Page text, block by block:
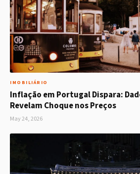
IMOBILIÁRIO
Inflação em Portugal Dispara:
Revelam Choque nos Preços
May 24, 2026